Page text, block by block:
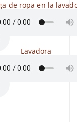
de ropa en la
Lavadora